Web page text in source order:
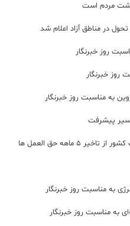
مردم است
در مناطق آزاد اعلام شد
روز خبرنگار
روز خبرنگار
به مناسبت روز خبرنگار
مسیر پیشرفت
ماهه حق العمل ها
به مناسبت روز خبرنگار
به مناسبت روز خبرنگار